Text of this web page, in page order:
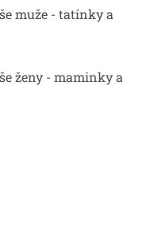
muže - tatínky a
ženy - maminky a